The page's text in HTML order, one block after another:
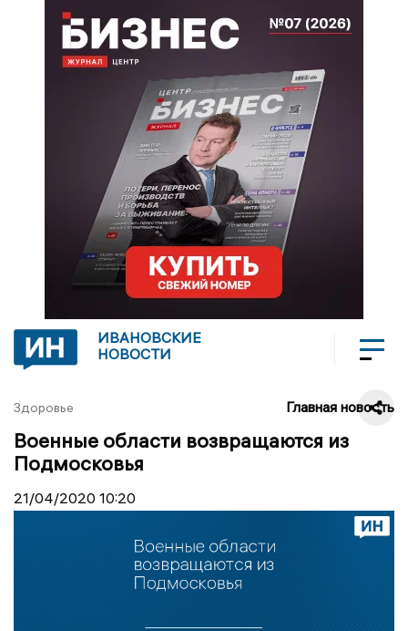
ИВАНОВСКИЕ
НОВОСТИ
Здоровье Главная новость
Военные области возвращаются из
Подмосковья
21/04/2020 10:20